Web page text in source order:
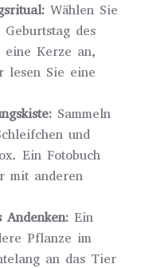
Wählen Sie
des
eine Kerze an,
lesen Sie eine
Sammeln
und
Ein Fotobuch
mit anderen
Ein
Pflanze im
an das Tier